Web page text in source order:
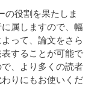
の役割を果たしま
属しますので、幅
って、論文をさら
することが可能で
、より多くの読者
りにもお使いくだ